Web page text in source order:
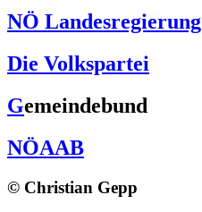
NÖ Landesregierung
Die Volkspartei
Gemeindebund
NÖAAB
© Christian Gepp